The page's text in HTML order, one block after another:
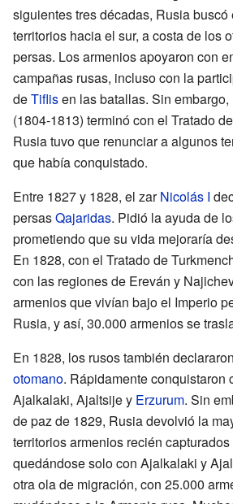
siguientes tres décadas, Rusia buscó
territorios hacia el sur, a costa de los
persas. Los armenios apoyaron con
campañas rusas, incluso con la
deTiflisen las batallas. Sin
(1804-1813) terminó con el Tratado
Rusia tuvo que renunciar a algunos
que había conquistado.
Entre 1827 y 1828, el zarNicolás I
persasQajaridas. Pidió la ayuda de
prometiendo que su vida mejoraría
En 1828, con el Tratado de
con las regiones de Ereván y
armenios que vivían bajo el Imperio
Rusia, y así, 30.000 armenios se
En 1828, los rusos también
otomano. Rápidamente conquistaron
Ajalkalaki, Ajaltsije y Erzurum. Sin
de paz de 1829, Rusia devolvió la
territorios armenios recién
quedándose solo con Ajalkalaki y
otra ola de migración, con 25.000